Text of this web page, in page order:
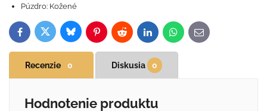
Púzdro: Kožené
FacebookTwitterBlueskyPinterestReddit LinkedInWhatsApp
E-
mail
Recenzie 0 Diskusia 0
Hodnotenie produktu